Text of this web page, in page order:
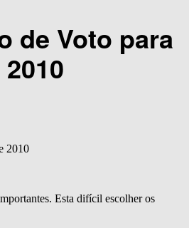
de Voto para
2010
Esta difícil escolher os